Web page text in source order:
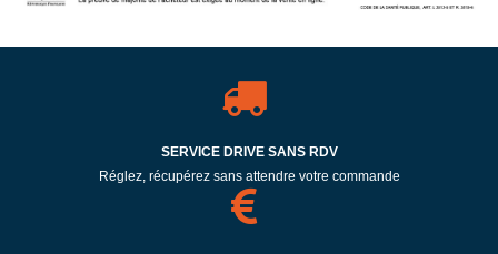
SERVICE DRIVE SANS RDV
Réglez, récupérez sans attendre votre commande